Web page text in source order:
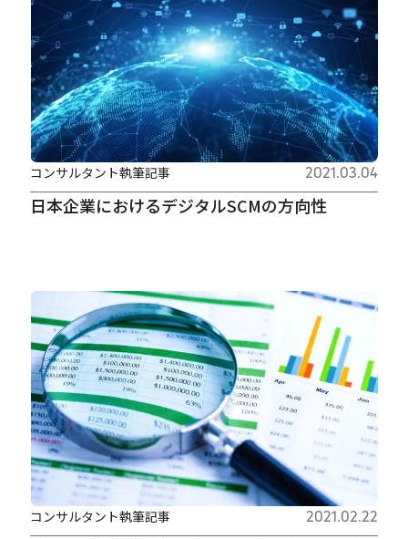
日本企業におけるデジタルSCMの方向性
コンサルタント執筆記事 2021.03.04
コンサルタント執筆記事 2021.02.22